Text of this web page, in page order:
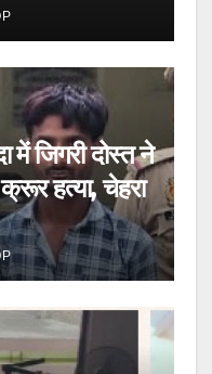
जिगरी दोस्त ने
हत्या, चेहरा